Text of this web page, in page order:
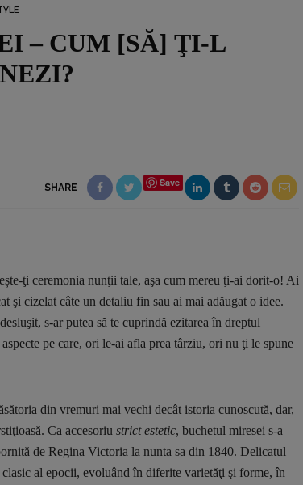
– CUM [SĂ] ŢI-L
SHARE Save
ţi ceremonia nunţii tale, aşa cum mereu ţi-ai dorit-o! Ai
şi cizelat câte un detaliu fin sau ai mai adăugat o idee.
s-ar putea să te cuprindă ezitarea în dreptul
pe care, ori le-ai afla prea târziu, ori nu ţi le spune
din vremuri mai vechi decât istoria cunoscută, dar,
Ca accesoriu strict estetic, buchetul miresei s-a
de Regina Victoria la nunta sa din 1840. Delicatul
al epocii, evoluând în diferite varietăţi şi forme, în